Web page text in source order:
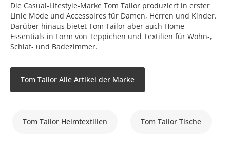
Die Casual-Lifestyle-Marke Tom Tailor produziert in erster
Linie Mode und Accessoires für Damen, Herren und Kinder.
Darüber hinaus bietet Tom Tailor aber auch Home
Essentials in Form von Teppichen und Textilien für Wohn-,
Schlaf- und Badezimmer.
Tom Tailor Alle Artikel der Marke
Tom Tailor Heimtextilien Tom Tailor Tische